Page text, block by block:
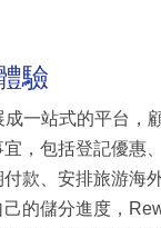
驗
一站式的平台，
，包括登記優惠
款、安排旅游海
的儲分進度，